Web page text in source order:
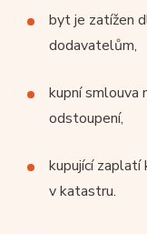
byt je zatížen
dodavatelům,
kupní smlouva
odstoupení,
kupující zaplatí
v katastru.